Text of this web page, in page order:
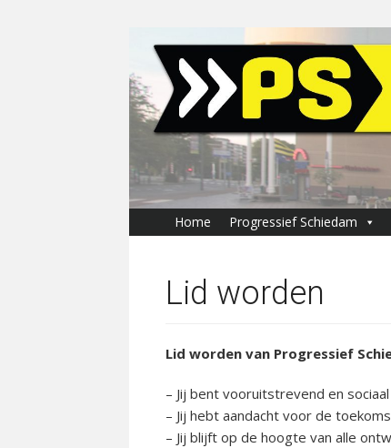
content
Home Progressief Schiedam
Lid worden
Lid worden van Progressief
– Jij bent vooruitstrevend en sociaal
– Jij hebt aandacht voor de
– Jij blijft op de hoogte van alle